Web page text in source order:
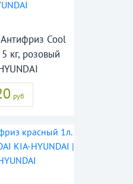
Cool
кг, розовый
руб